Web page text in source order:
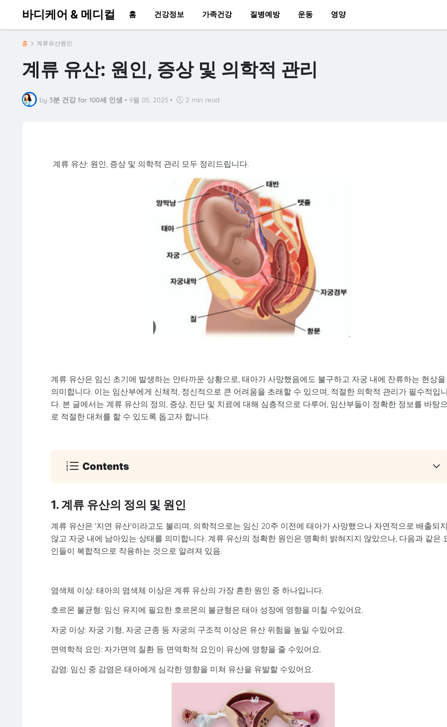
바디케어 & 메디컬 홈 건강정보 가족건강 질병예방 운동 영양
홈 계류유산원인
계류 유산: 원인, 증상 및 의학적 관리
by 3분 건강 for 100세 인생 • 9월 05, 2025 • 2 min read
계류 유산: 원인, 증상 및 의학적 관리 모두 정리드립니다.
계류 유산은 임신 초기에 발생하는 안타까운 상황으로, 태아가 사망했음에도 불구하고 자궁 내에 잔류하는 현상을
의미합니다. 이는 임산부에게 신체적, 정신적으로 큰 어려움을 초래할 수 있으며, 적절한 의학적 관리가 필수적입
다. 본 글에서는 계류 유산의 정의, 증상, 진단 및 치료에 대해 심층적으로 다루어, 임산부들이 정확한 정보를 바탕
로 적절한 대처를 할 수 있도록 돕고자 합니다.
Contents
1. 계류 유산의 정의 및 원인
계류 유산은 '지연 유산'이라고도 불리며, 의학적으로는 임신 20주 이전에 태아가 사망했으나 자연적으로 배출되
않고 자궁 내에 남아있는 상태를 의미합니다. 계류 유산의 정확한 원인은 명확히 밝혀지지 않았으나, 다음과 같은
인들이 복합적으로 작용하는 것으로 알려져 있음.
염색체 이상: 태아의 염색체 이상은 계류 유산의 가장 흔한 원인 중 하나입니다.
호르몬 불균형: 임신 유지에 필요한 호르몬의 불균형은 태아 성장에 영향을 미칠 수있어요.
자궁 이상: 자궁 기형, 자궁 근종 등 자궁의 구조적 이상은 유산 위험을 높일 수있어요.
면역학적 요인: 자가면역 질환 등 면역학적 요인이 유산에 영향을 줄 수있어요.
감염: 임신 중 감염은 태아에게 심각한 영향을 미쳐 유산을 유발할 수있어요.